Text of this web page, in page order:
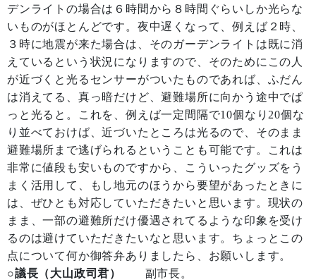
デンライトの場合は６時間から８時間ぐらいしか光らな
いものがほとんどです。夜中遅くなって、例えば２時、
３時に地震が来た場合は、そのガーデンライトは既に消
えているという状況になりますので、そのためにこの人
が近づくと光るセンサーがついたものであれば、ふだん
は消えてる、真っ暗だけど、避難場所に向かう途中でぱ
っと光ると。これを、例えば一定間隔で10個なり20個な
り並べておけば、近づいたところは光るので、そのまま
避難場所まで逃げられるということも可能です。これは
非常に値段も安いものですから、こういったグッズをう
まく活用して、もし地元のほうから要望があったときに
は、ぜひとも対応していただきたいと思います。現状の
まま、一部の避難所だけ優遇されてるような印象を受け
るのは避けていただきたいなと思います。ちょっとこの
点について何か御答弁ありましたら、お願いします。
○議長（大山政司君）
副市長。